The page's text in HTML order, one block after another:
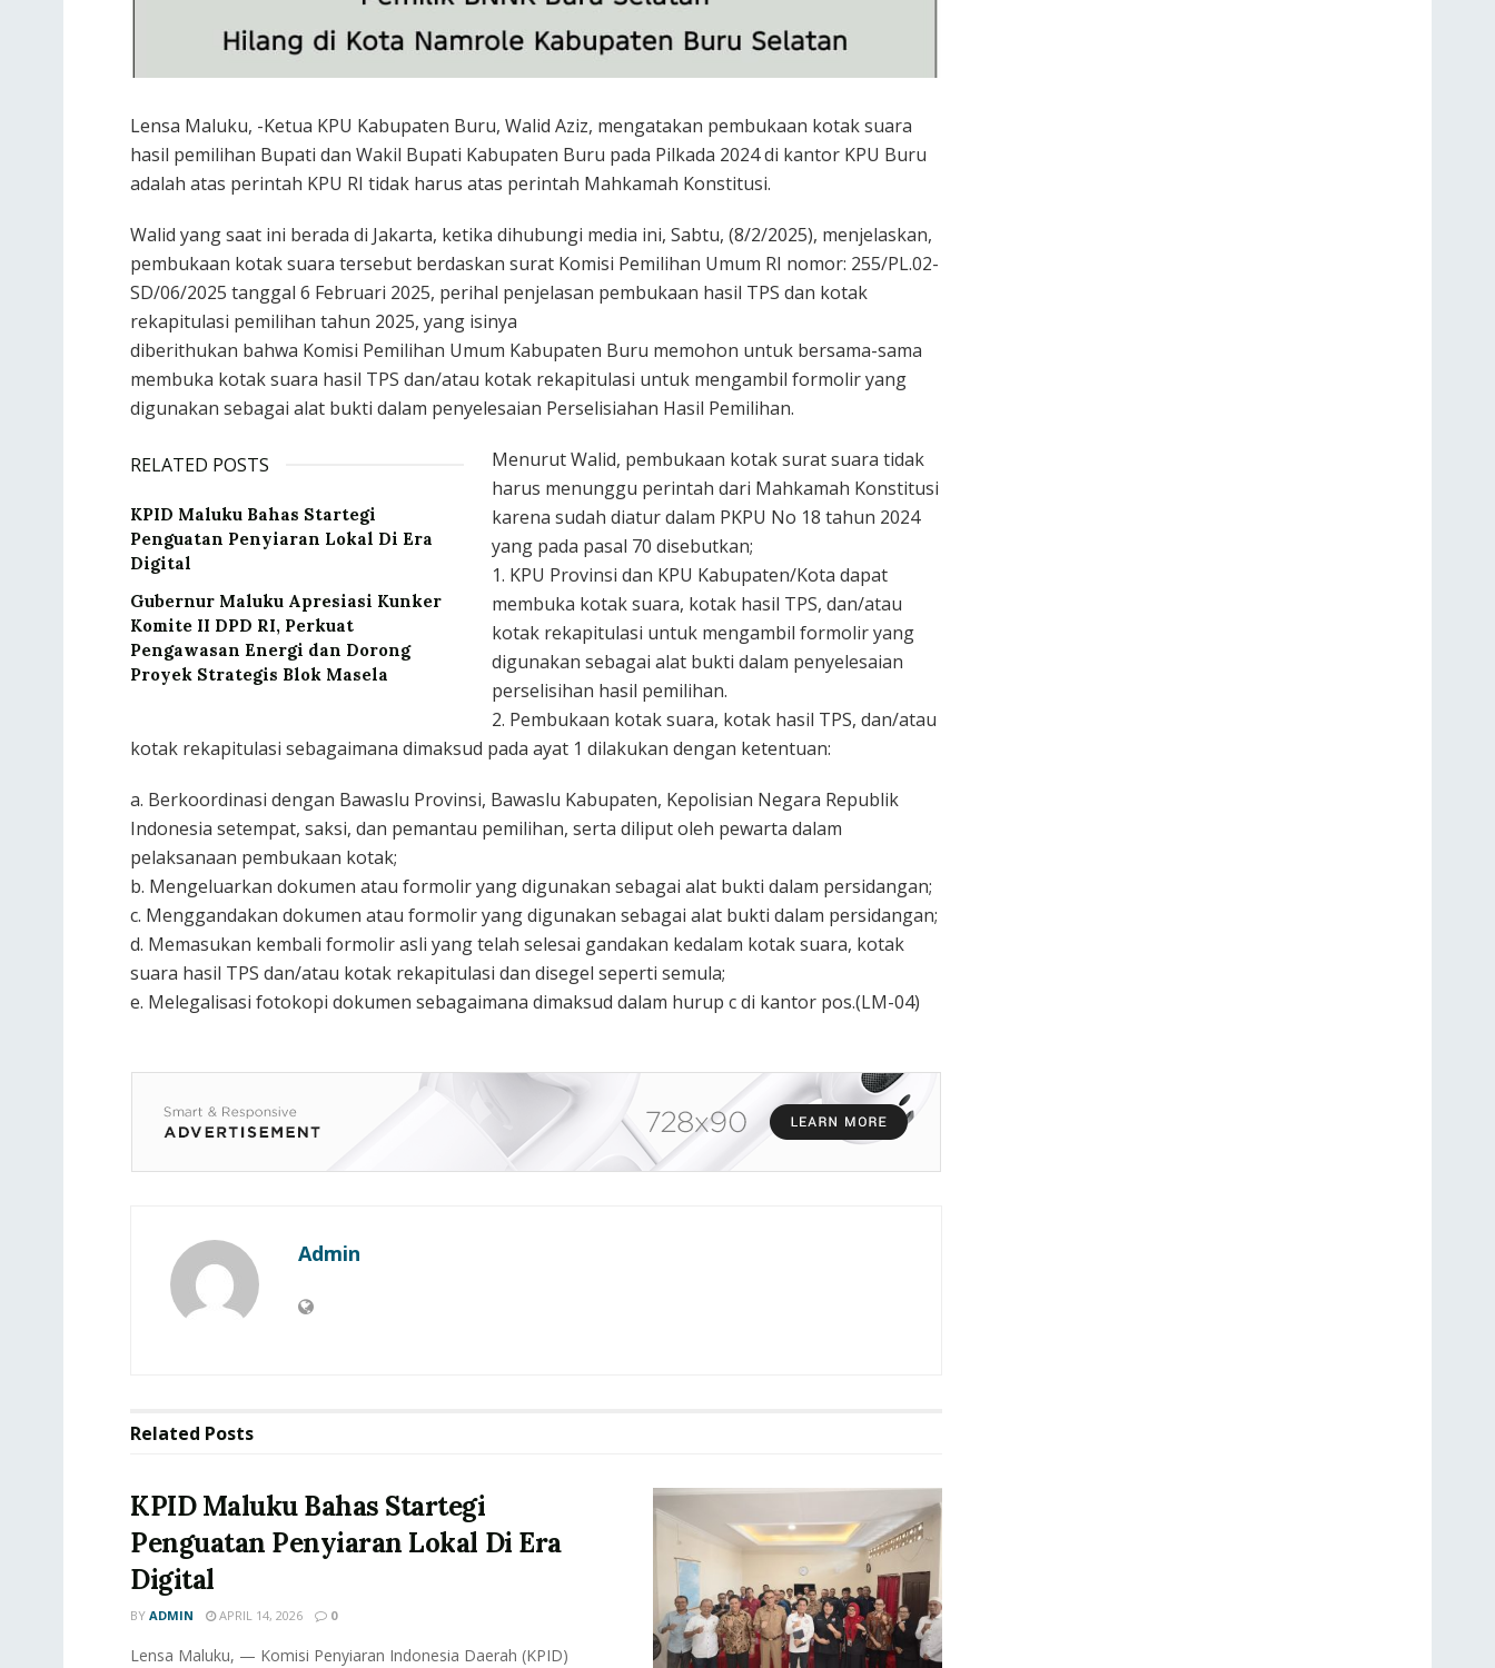
Lensa Maluku, -Ketua KPU Kabupaten Buru, Walid Aziz, mengatakan pembukaan kotak suara
hasil pemilihan Bupati dan Wakil Bupati Kabupaten Buru pada Pilkada 2024 di kantor KPU Buru
adalah atas perintah KPU RI tidak harus atas perintah Mahkamah Konstitusi.
Walid yang saat ini berada di Jakarta, ketika dihubungi media ini, Sabtu, (8/2/2025), menjelaskan,
pembukaan kotak suara tersebut berdaskan surat Komisi Pemilihan Umum RI nomor: 255/PL.02-
SD/06/2025 tanggal 6 Februari 2025, perihal penjelasan pembukaan hasil TPS dan kotak
rekapitulasi pemilihan tahun 2025, yang isinya
diberithukan bahwa Komisi Pemilihan Umum Kabupaten Buru memohon untuk bersama-sama
membuka kotak suara hasil TPS dan/atau kotak rekapitulasi untuk mengambil formolir yang
digunakan sebagai alat bukti dalam penyelesaian Perselisiahan Hasil Pemilihan.
RELATED POSTS
KPID Maluku Bahas Startegi
Penguatan Penyiaran Lokal Di Era
Digital
Gubernur Maluku Apresiasi Kunker
Komite II DPD RI, Perkuat
Pengawasan Energi dan Dorong
Proyek Strategis Blok Masela
Menurut Walid, pembukaan kotak surat suara tidak
harus menunggu perintah dari Mahkamah Konstitusi
karena sudah diatur dalam PKPU No 18 tahun 2024
yang pada pasal 70 disebutkan;
1. KPU Provinsi dan KPU Kabupaten/Kota dapat
membuka kotak suara, kotak hasil TPS, dan/atau
kotak rekapitulasi untuk mengambil formolir yang
digunakan sebagai alat bukti dalam penyelesaian
perselisihan hasil pemilihan.
2. Pembukaan kotak suara, kotak hasil TPS, dan/atau
kotak rekapitulasi sebagaimana dimaksud pada ayat 1 dilakukan dengan ketentuan:
a. Berkoordinasi dengan Bawaslu Provinsi, Bawaslu Kabupaten, Kepolisian Negara Republik
Indonesia setempat, saksi, dan pemantau pemilihan, serta diliput oleh pewarta dalam
pelaksanaan pembukaan kotak;
b. Mengeluarkan dokumen atau formolir yang digunakan sebagai alat bukti dalam persidangan;
c. Menggandakan dokumen atau formolir yang digunakan sebagai alat bukti dalam persidangan;
d. Memasukan kembali formolir asli yang telah selesai gandakan kedalam kotak suara, kotak
suara hasil TPS dan/atau kotak rekapitulasi dan disegel seperti semula;
e. Melegalisasi fotokopi dokumen sebagaimana dimaksud dalam hurup c di kantor pos.(LM-04)
Admin
Related Posts
KPID Maluku Bahas Startegi
Penguatan Penyiaran Lokal Di Era
Digital
BY ADMIN APRIL 14, 2026 0
Lensa Maluku, — Komisi Penyiaran Indonesia Daerah (KPID)